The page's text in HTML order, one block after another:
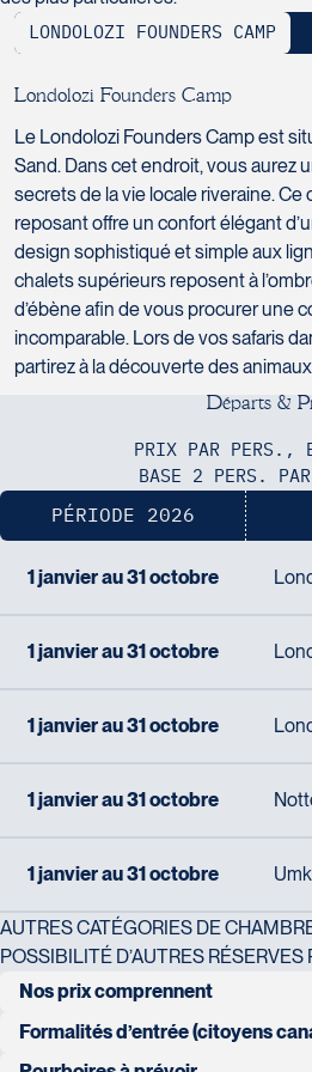
LONDOLOZI FOUNDERS CAMP
Londolozi Founders Camp
Le Londolozi Founders Camp est
Sand. Dans cet endroit, vous aurez
secrets de la vie locale riveraine. Ce
reposant offre un confort élégant
design sophistiqué et simple aux
chalets supérieurs reposent à
d’ébène afin de vous procurer une
incomparable. Lors de vos safaris
partirez à la découverte des
Départs & P
PRIX PAR PERS.,
BASE 2 PERS. PAR
PÉRIODE 2026
1 janvier au 31 octobre
1 janvier au 31 octobre
1 janvier au 31 octobre
1 janvier au 31 octobre
1 janvier au 31 octobre
AUTRES CATÉGORIES DE
POSSIBILITÉ D’AUTRES RÉSERVES
Nos prix comprennent
transfert aller-retour entre l'aéroport
Formalités d’entrée (citoyens
passeport valide 6 mois après la
Voyages Nouveau-Monde
Joliette
J6E 3E1
Tél :450-755-5557 / 1-877-751-5557
Voyages Terre et Monde
Tél :450-964-3574
Voyages des Laurentides
939 Boulevard Albiny-Paquette
Mont-Laurier
J9L 3J1
Tél :819-623-2511 / 1-866-385-2511
Tél :450-688-6211 / 1-888-682-8616
Club Voyages Orientation
1001 Boulevard de Montarville - local
Boucherville
Tél :450-655-1855 / 1-866-655-
Club Voyages Princesse
686 rue Principale
Granby
Beloeil
Tél :
450-464-0363 / 1-800-331-
Voyages Boislard Poirier
2840 Boulevard Laframboise
Saint-Hyacinthe
J2S 4Z1
Tél :450-774-6436 / 1-800-561-2967
La Forfaiterie Voyages
104 (porte H)
Québec
G2K 1N4
Tél :418-652-2400 / 1-888-848-
Le Voyagiste de Québec
Suite 120QuébecG1W 0C1
418-977-4080 / 1-877-977-4080
Voyages CAA Place de la Cité
Québec
Tél :418-653-9200 / 1-844-869-
Voyages CAA Québec
500 rue Bouvier - Suite 202
Québec